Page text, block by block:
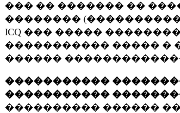
��� �� ������� ��
��������
ICQ ��� �����
����������� ����� �
������
�����������
�����������
���������� ������